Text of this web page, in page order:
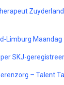
Limburg
SKJ-
– Talent